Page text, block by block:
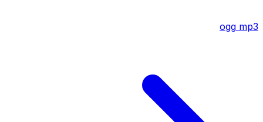
ogg mp3